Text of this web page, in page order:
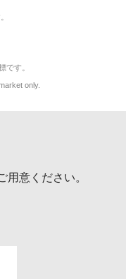
です。
only.
意ください。